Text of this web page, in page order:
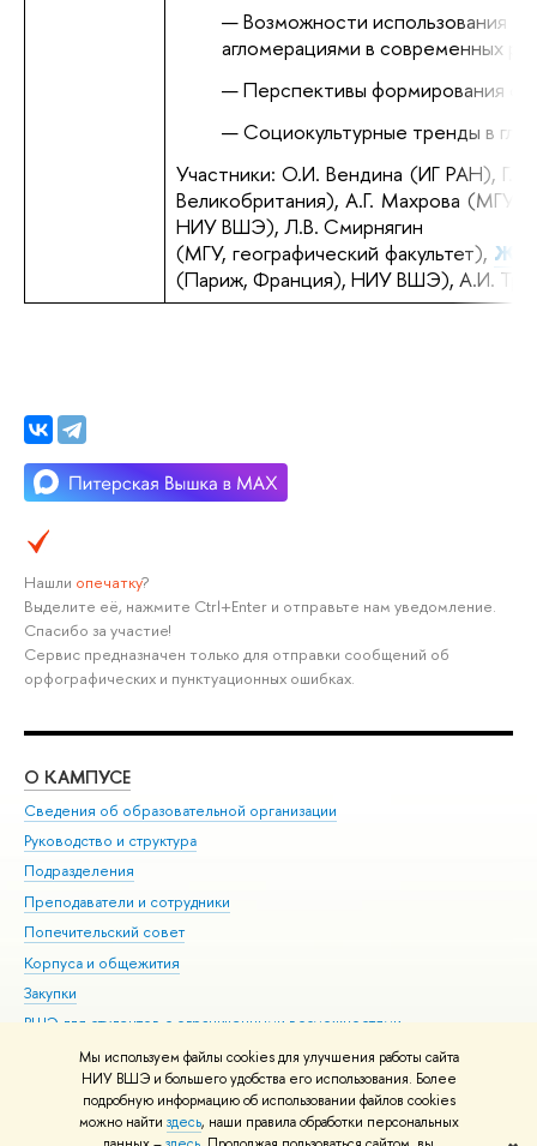
Мы используем файлы cookies для улучшения работы сайта
НИУ ВШЭ и большего удобства его использования. Более
подробную информацию об использовании файлов cookies
можно найти здесь, наши правила обработки персональных
Возможности использования
агломерациями в современных
Перспективы формирования
Социокультурные тренды в
Участники: О.И. Вендина (ИГ РАН),
Великобритания), А.Г. Махрова (МГУ,
НИУ ВШЭ), Л.В. Смирнягин
(МГУ, географический факультет), Ж.-
(Париж, Франция), НИУ ВШЭ), А.И.
Нашли опечатку?
Выделите её, нажмите Ctrl+Enter и отправьте нам уведомление.
Спасибо за участие!
Сервис предназначен только для отправки сообщений об
орфографических и пунктуационных ошибках.
О КАМПУСЕ
Сведения об образовательной организации
Руководство и структура
Подразделения
Преподаватели и сотрудники
Попечительский совет
Корпуса и общежития
Закупки
ВШЭ для студентов с ограниченными возможностями
здоровья и инвалидностью
Версия для слабовидящих
Единая платежная страница